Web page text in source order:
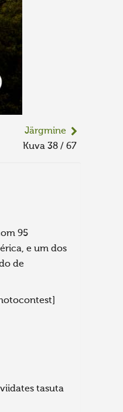
Järgmine
Kuva 38 / 67
95
e um dos
de
tasuta